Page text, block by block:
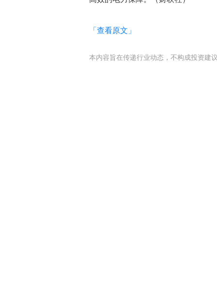
「查看原文」
本内容旨在传递行业动态，不构成投资建议